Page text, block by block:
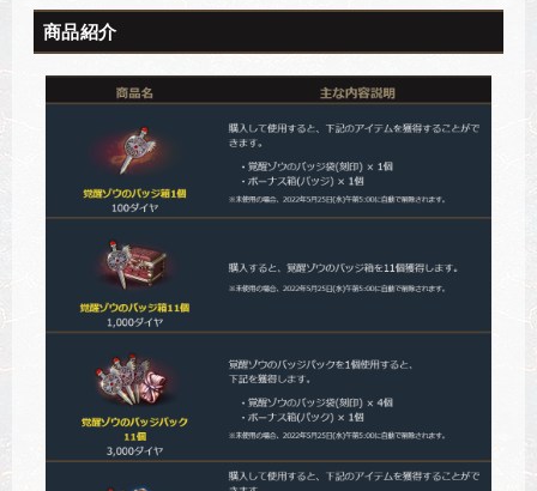
商品紹介